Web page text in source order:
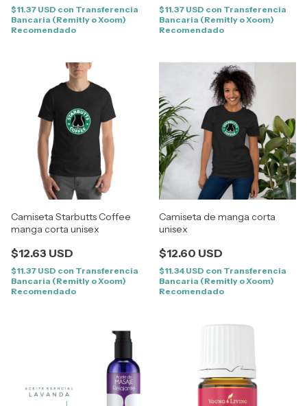
$11.37 USD con Transferencia
Bancaria (Remitly o Xoom)
Recomendado
$11.37 USD con Transferencia
Bancaria (Remitly o Xoom)
Recomendado
Camiseta Starbutts Coffee
manga corta unisex
$12.63 USD
$11.37 USD con Transferencia
Bancaria (Remitly o Xoom)
Recomendado
Camiseta de manga corta
unisex
$12.60 USD
$11.34 USD con Transferencia
Bancaria (Remitly o Xoom)
Recomendado